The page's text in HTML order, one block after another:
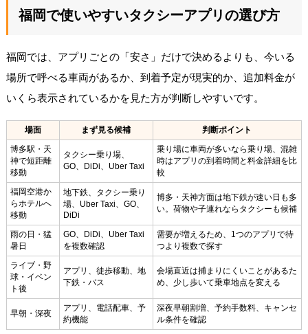
福岡で使いやすいタクシーアプリの選び方
福岡では、アプリごとの「安さ」だけで決めるよりも、今いる
場所で呼べる車両があるか、到着予定が現実的か、追加料金が
いくら表示されているかを見た方が判断しやすいです。
場面 まず見る候補
判断ポイント
博多駅・天
神で短距離
移動
タクシー乗り場、
GO、DiDi、Uber Taxi
乗り場に車両が多いなら乗り場、混雑
時はアプリの到着時間と料金詳細を比
較
福岡空港か
らホテルへ
移動
地下鉄、タクシー乗り
場、Uber Taxi、GO、
DiDi
博多・天神方面は地下鉄が速い日も多
い。荷物や子連れならタクシーも候補
雨の日・猛
暑日
GO、DiDi、Uber Taxi
を複数確認
需要が増えるため、1つのアプリで待
つより複数で探す
ライブ・野
球・イベン
ト後
アプリ、徒歩移動、地
下鉄・バス
会場直近は捕まりにくいことがあるた
め、少し歩いて乗車地点を変える
早朝・深夜
アプリ、電話配車、予
約機能
深夜早朝割増、予約手数料、キャンセ
ル条件を確認